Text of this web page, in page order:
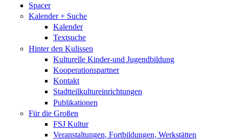
Spacer
Kalender + Suche
Kalender
Textsuche
Hinter den Kulissen
Kulturelle Kinder-und Jugendbildung
Kooperationspartner
Kontakt
Stadtteilkultureinrichtungen
Publikationen
Für die Großen
FSJ Kultur
Veranstaltungen, Fortbildungen, Werkstätten